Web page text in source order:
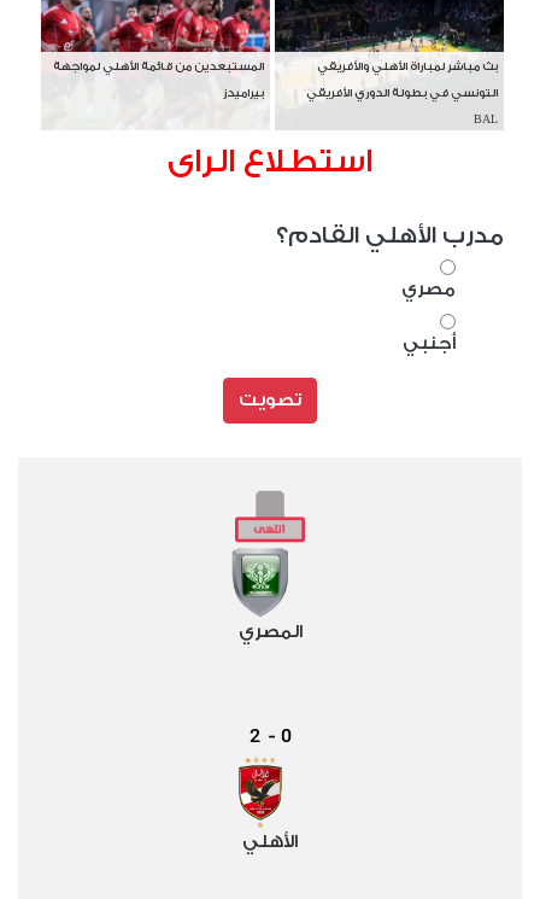
بث مباشر لمباراة الأهلي والأفريقي
التونسي في بطولة الدوري الأفريقي
BAL
المستبعدين من قائمة الأهلي لمواجهة
بيراميدز
استطلاع الراى
مدرب الأهلي القادم؟
مصري
أجنبي
تصويت
المصري
0
-
2
الأهلي